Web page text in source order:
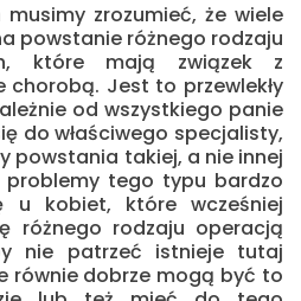
zrozumieć, że wiele
powstanie różnego rodzaju
które mają związek z
chorobą. Jest to przewlekły
od wszystkiego panie
do właściwego specjalisty,
powstania takiej, a nie innej
tego typu bardzo
u kobiet, które wcześniej
różnego rodzaju operacją
nie patrzeć istnieje tutaj
równie dobrze mogą być to